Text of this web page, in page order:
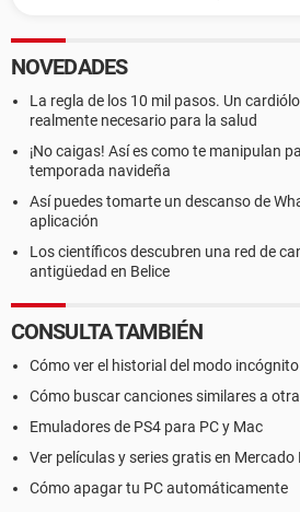
NOVEDADES
La regla de los 10 mil pasos. Un
realmente necesario para la salud
¡No caigas! Así es como te manipulan
temporada navideña
Así puedes tomarte un descanso de
aplicación
Los científicos descubren una red de
antigüedad en Belice
CONSULTA TAMBIÉN
Cómo ver el historial del modo incógnito
Cómo buscar canciones similares a
Emuladores de PS4 para PC y Mac
Ver películas y series gratis en Mercado
Cómo apagar tu PC automáticamente